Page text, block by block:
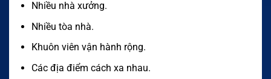
Nhiều nhà xưởng.
Nhiều tòa nhà.
Khuôn viên vận hành rộng.
Các địa điểm cách xa nhau.